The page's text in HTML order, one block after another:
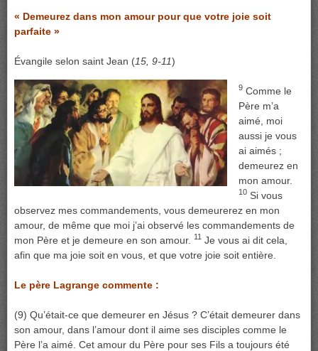
« Demeurez dans mon amour pour que votre joie soit
parfaite »
Évangile selon saint Jean (15, 9-11)
9Comme le
Père m’a
aimé, moi
aussi je vous
ai aimés ;
demeurez en
mon amour.
10Si vous
observez mes commandements, vous demeurerez en mon
amour, de même que moi j’ai observé les commandements de
mon Père et je demeure en son amour. 11 Je vous ai dit cela,
afin que ma joie soit en vous, et que votre joie soit entière.
Le père Lagrange commente :
(9) Qu’était-ce que demeurer en Jésus ? C’était demeurer dans
son amour, dans l’amour dont il aime ses disciples comme le
Père l’a aimé. Cet amour du Père pour ses Fils a toujours été